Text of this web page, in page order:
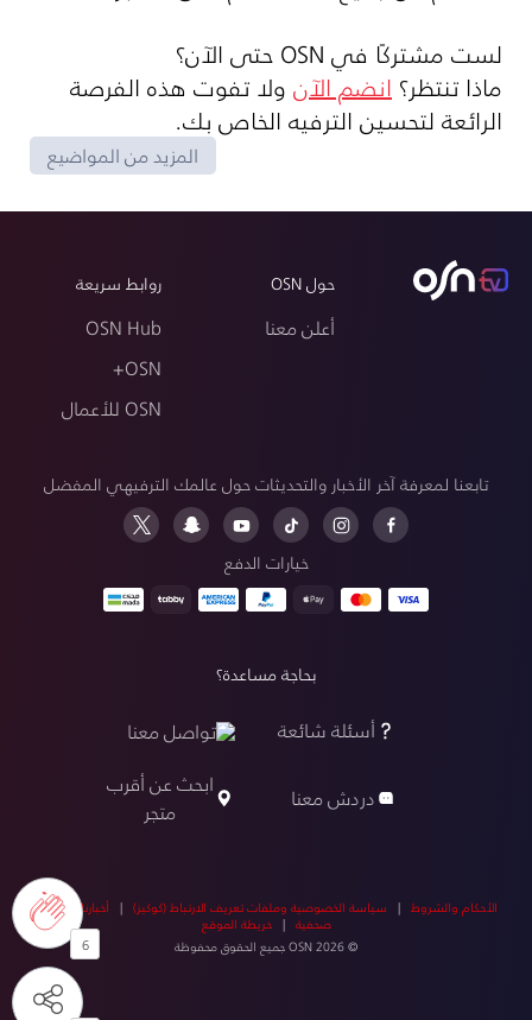
6
لست مشتركًا في OSN حتى الآن؟
ماذا تنتظر؟انضم الآنولا تفوت هذه الفرصة
الرائعة لتحسين الترفيه الخاص بك.
المزيد من المواضيع
حول OSN
أعلن معنا
روابط سريعة
OSN Hub
OSN+
OSN للأعمال
تابعنا لمعرفة آخر الأخبار والتحديثات حول عالمك الترفيهي المفضل
خيارات الدفع
بحاجة مساعدة؟
أسئلة شائعة
تواصل معنا
دردش معنا
ابحث عن أقرب
متجر
الأحكام والشروط | سياسة الخصوصية وملفات تعريف الارتباط (كوكيز) | أخبارنا|أخبار
صحفية |خريطة الموقع
© OSN 2026 جميع الحقوق محفوظة